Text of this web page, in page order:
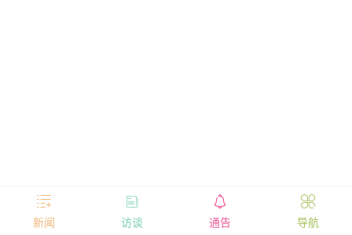

新闻

访谈

通告

导航